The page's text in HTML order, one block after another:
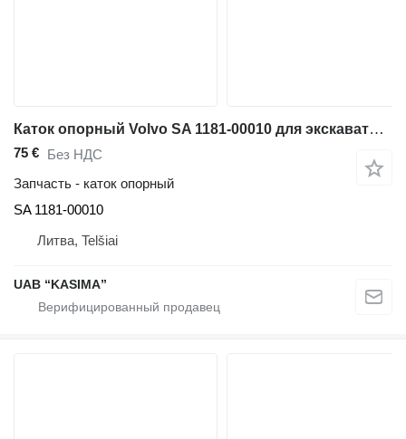
Каток опорный Volvo SA 1181-00010 для экскаватора Volvo EC210BLC
75 € Без НДС
Запчасть - каток опорный
SA 1181-00010
Литва, Telšiai
UAB “KASIMA”